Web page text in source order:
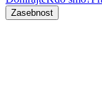
Zasebnost